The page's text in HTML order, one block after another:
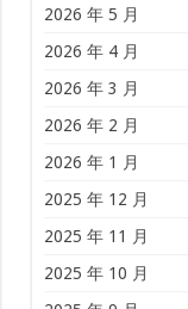
2026 年 5 月
2026 年 4 月
2026 年 3 月
2026 年 2 月
2026 年 1 月
2025 年 12 月
2025 年 11 月
2025 年 10 月